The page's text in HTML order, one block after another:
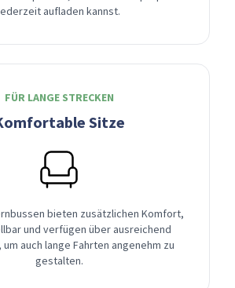
aufladen kannst.
FÜR LANGE STRECKEN
Sitze
bieten zusätzlichen Komfort,
und verfügen über ausreichend
auch lange Fahrten angenehm zu
gestalten.